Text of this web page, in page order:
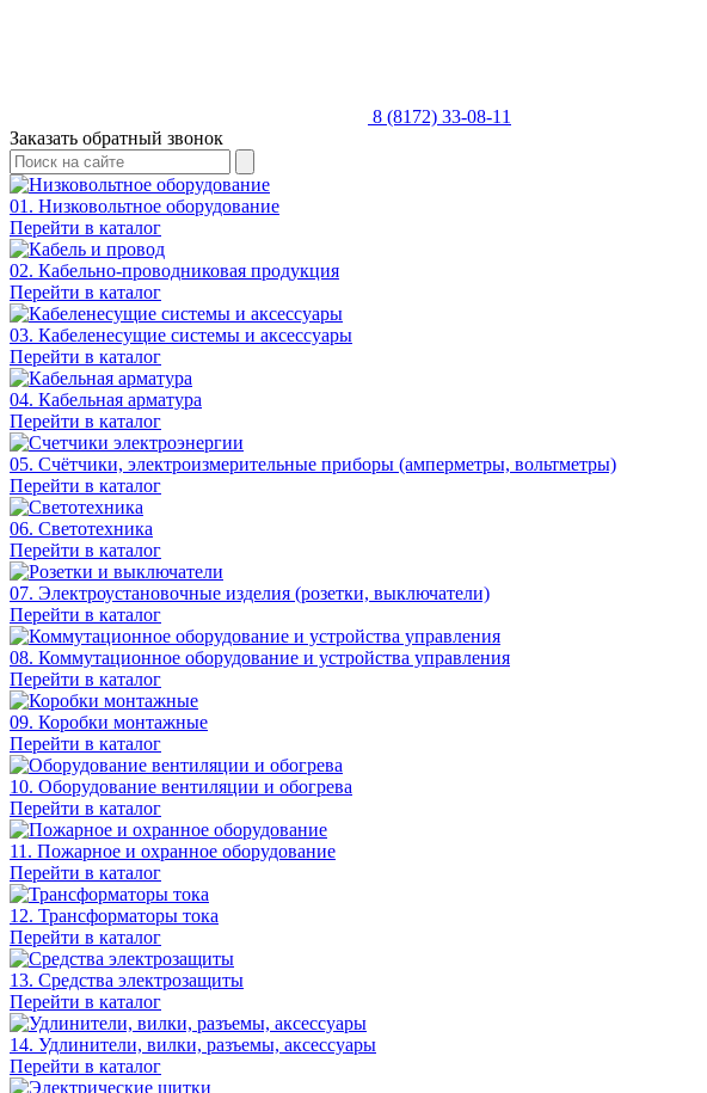
8 (8172) 33-08-11
Заказать обратный звонок
01. Низковольтное оборудование
Перейти в каталог
02. Кабельно-проводниковая продукция
Перейти в каталог
03. Кабеленесущие системы и аксессуары
Перейти в каталог
04. Кабельная арматура
Перейти в каталог
05. Счётчики, электроизмерительные приборы (амперметры, вольтметры)
Перейти в каталог
06. Светотехника
Перейти в каталог
07. Электроустановочные изделия (розетки, выключатели)
Перейти в каталог
08. Коммутационное оборудование и устройства управления
Перейти в каталог
09. Коробки монтажные
Перейти в каталог
10. Оборудование вентиляции и обогрева
Перейти в каталог
11. Пожарное и охранное оборудование
Перейти в каталог
12. Трансформаторы тока
Перейти в каталог
13. Средства электрозащиты
Перейти в каталог
14. Удлинители, вилки, разъемы, аксессуары
Перейти в каталог